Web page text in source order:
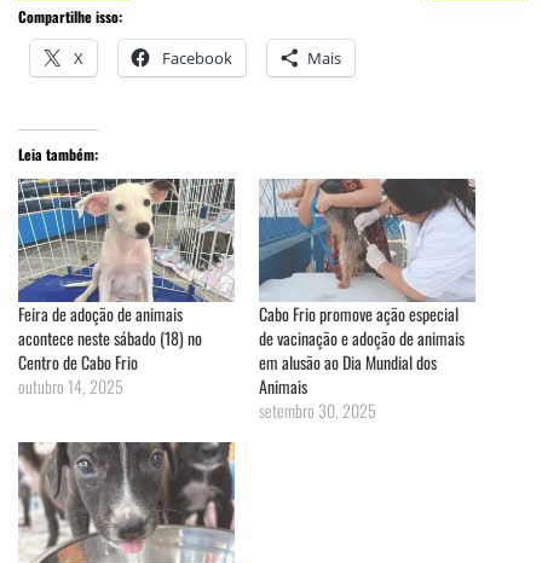
Compartilhe isso:
X Facebook Mais
Leia também:
Feira de adoção de animais
acontece neste sábado (18) no
Centro de Cabo Frio
outubro 14, 2025
Cabo Frio promove ação especial
de vacinação e adoção de animais
em alusão ao Dia Mundial dos
Animais
setembro 30, 2025